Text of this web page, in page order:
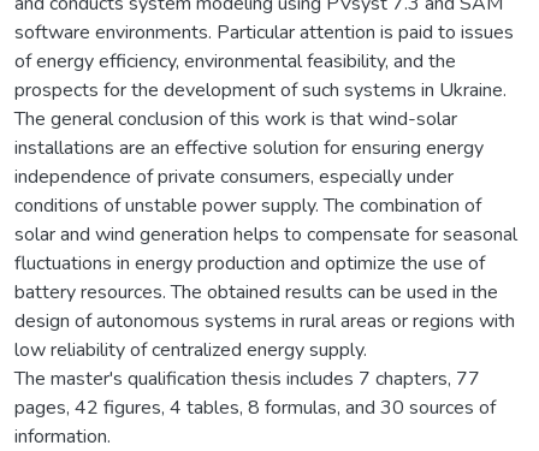
software environments. Particular attention is paid to issues
of energy efficiency, environmental feasibility, and the
prospects for the development of such systems in Ukraine.
The general conclusion of this work is that wind-solar
installations are an effective solution for ensuring energy
independence of private consumers, especially under
conditions of unstable power supply. The combination of
solar and wind generation helps to compensate for seasonal
fluctuations in energy production and optimize the use of
battery resources. The obtained results can be used in the
design of autonomous systems in rural areas or regions with
low reliability of centralized energy supply.
The master's qualification thesis includes 7 chapters, 77
pages, 42 figures, 4 tables, 8 formulas, and 30 sources of
information.